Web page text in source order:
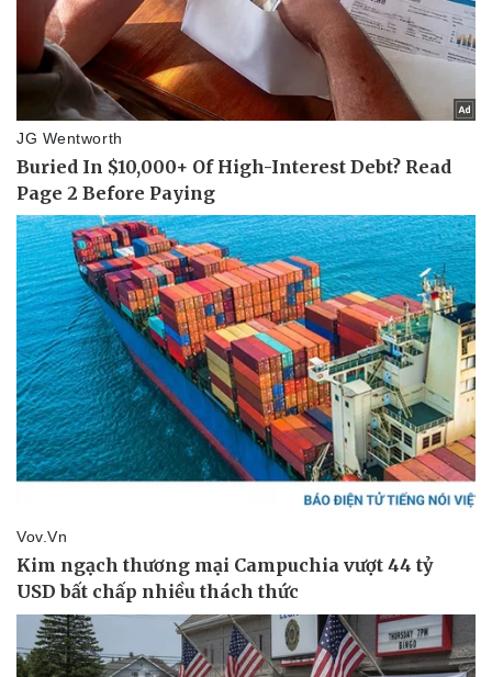
Thể thao
Bóng đá
Lịch thi đấu bóng đá
Thế giới thể thao
eSports
Hậu trường
Ô tô - Xe máy
Ô tô
Xe máy
Tư vấn